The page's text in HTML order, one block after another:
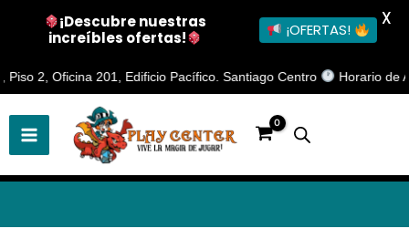
2, Oficina 201, Edificio Pacífico. Santiago Centro Horario de
al
contenido
¡Descubre nuestras
increíbles ofertas!
¡OFERTAS!
X